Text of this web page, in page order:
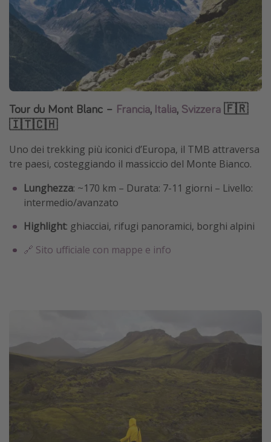
Tour du Mont Blanc – Francia, Italia, Svizzera 🇫🇷
🇮🇹🇨🇭
Uno dei trekking più iconici d’Europa, il TMB attraversa
tre paesi, costeggiando il massiccio del Monte Bianco.
Lunghezza: ~170 km – Durata: 7-11 giorni – Livello:
intermedio/avanzato
Highlight: ghiacciai, rifugi panoramici, borghi alpini
🔗 Sito ufficiale con mappe e info